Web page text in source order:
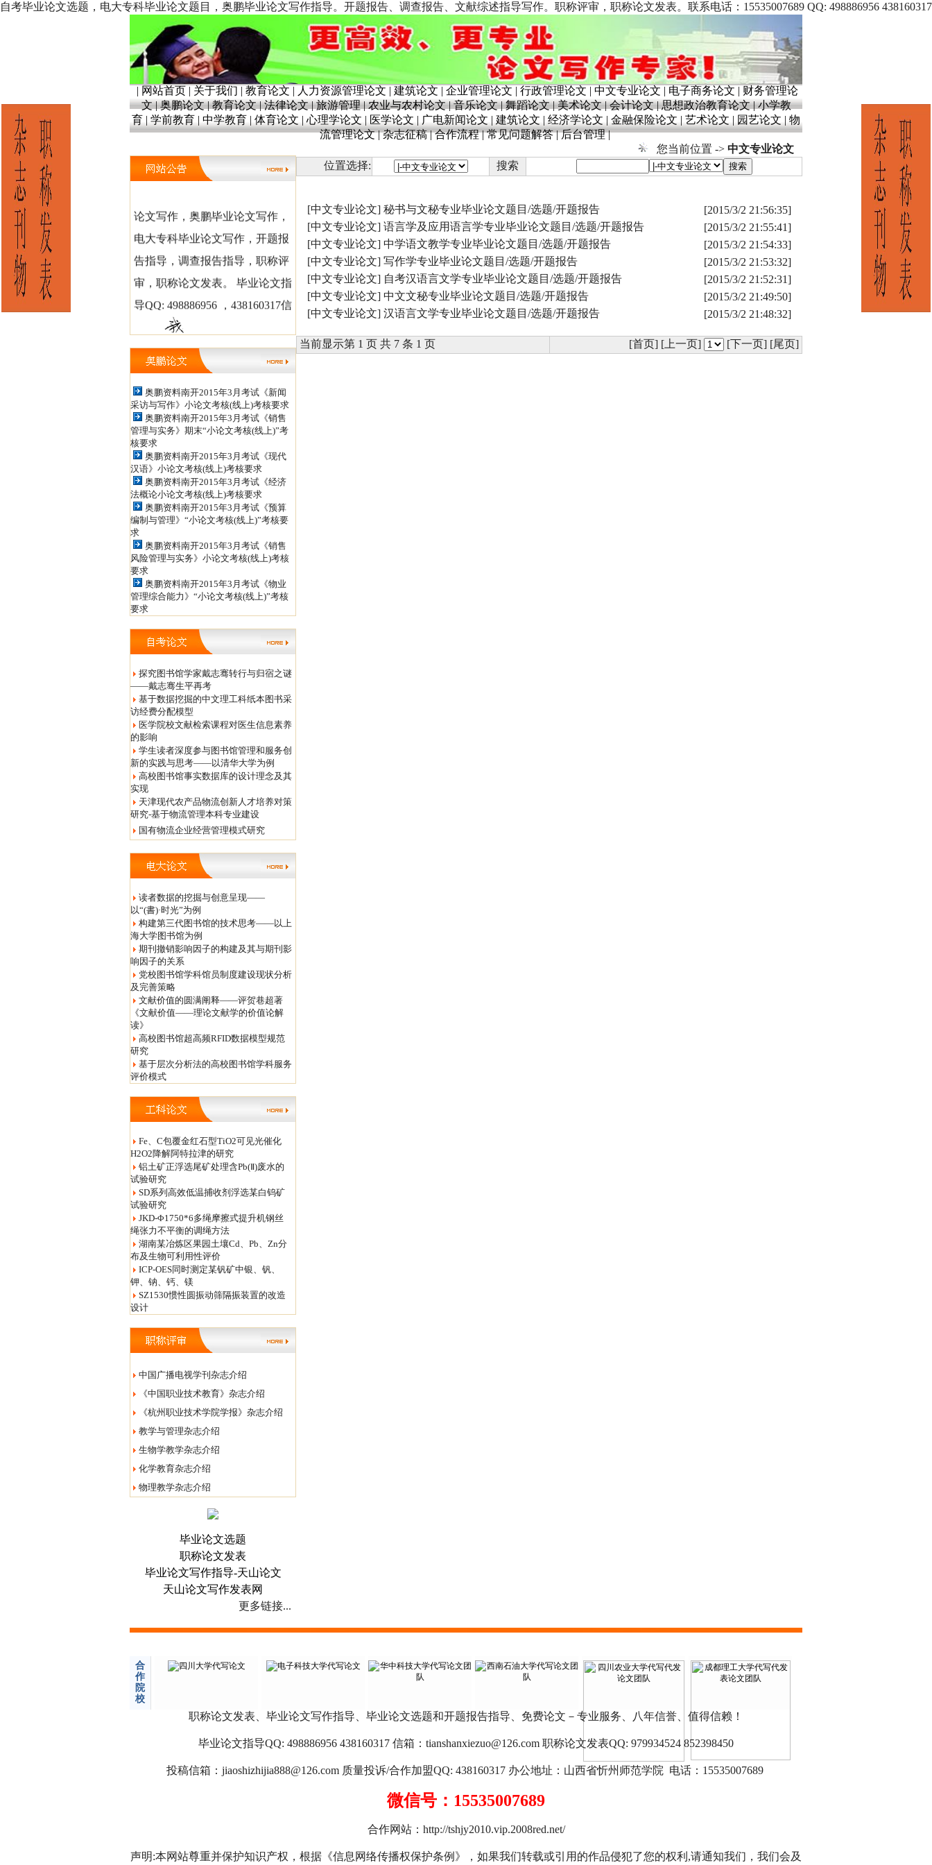
自考毕业论文选题，电大专科毕业论文题目，奥鹏毕业论文写作指导。开题报告、调查报告、文献综述指导写作。职称评审，职称论文发表。联系电话：15535007689 QQ: 498886956 438160317
| 网站首页 | 关于我们 | 教育论文 | 人力资源管理论文 | 建筑论文 | 企业管理论文 | 行政管理论文 | 中文专业论文 | 电子商务论文 | 财务管理论
文|奥鹏论文|教育论文|法律论文|旅游管理|农业与农村论文|音乐论文|舞蹈论文|美术论文|会计论文|思想政治教育论文|小学教
育 | 学前教育 | 中学教育 | 体育论文 | 心理学论文 | 医学论文 | 广电新闻论文 | 建筑论文 | 经济学论文 | 金融保险论文 | 艺术论文 | 园艺论文 | 物
流管理论文|杂志征稿|合作流程|常见问题解答|后台管理|
论文写作，奥鹏毕业论文写作，
电大专科毕业论文写作，开题报
告指导，调查报告指导，职称评
审，职称论文发表。 毕业论文指
导QQ: 498886956 ，438160317信
箱：tianshanxiezuo@126.com 职
852398450 投稿信箱：
jiaoshizhijia888@126.com
奥鹏资料南开2015年3月考试《新闻
采访与写作》小论文考核(线上)考核要求
奥鹏资料南开2015年3月考试《销售
管理与实务》期末“小论文考核(线上)”考
核要求
奥鹏资料南开2015年3月考试《现代
汉语》小论文考核(线上)考核要求
奥鹏资料南开2015年3月考试《经济
法概论小论文考核(线上)考核要求
奥鹏资料南开2015年3月考试《预算
编制与管理》“小论文考核(线上)”考核要
求
奥鹏资料南开2015年3月考试《销售
风险管理与实务》小论文考核(线上)考核
要求
奥鹏资料南开2015年3月考试《物业
管理综合能力》“小论文考核(线上)”考核
要求
探究图书馆学家戴志骞转行与归宿之谜
——戴志骞生平再考
基于数据挖掘的中文理工科纸本图书采
访经费分配模型
医学院校文献检索课程对医生信息素养
的影响
学生读者深度参与图书馆管理和服务创
新的实践与思考——以清华大学为例
高校图书馆事实数据库的设计理念及其
实现
天津现代农产品物流创新人才培养对策
研究-基于物流管理本科专业建设
国有物流企业经营管理模式研究
读者数据的挖掘与创意呈现——
以“(書)·时光”为例
构建第三代图书馆的技术思考——以上
海大学图书馆为例
期刊撤销影响因子的构建及其与期刊影
响因子的关系
党校图书馆学科馆员制度建设现状分析
及完善策略
文献价值的圆满阐释——评贺巷超著
《文献价值——理论文献学的价值论解
读》
高校图书馆超高频RFID数据模型规范
研究
基于层次分析法的高校图书馆学科服务
评价模式
Fe、C包覆金红石型TiO2可见光催化
H2O2降解阿特拉津的研究
铝土矿正浮选尾矿处理含Pb(Ⅱ)废水的
试验研究
SD系列高效低温捕收剂浮选某白钨矿
试验研究
JKD-Φ1750*6多绳摩擦式提升机钢丝
绳张力不平衡的调绳方法
湖南某冶炼区果园土壤Cd、Pb、Zn分
布及生物可利用性评价
ICP-OES同时测定某钒矿中银、钒、
钾、钠、钙、镁
SZ1530惯性圆振动筛隔振装置的改造
设计
中国广播电视学刊杂志介绍
《中国职业技术教育》杂志介绍
《杭州职业技术学院学报》杂志介绍
教学与管理杂志介绍
生物学教学杂志介绍
化学教育杂志介绍
物理教学杂志介绍
毕业论文选题
职称论文发表
毕业论文写作指导-天山论文
天山论文写作发表网
更多链接...
您当前位置 -> 中文专业论文
位置选择:
搜索
[中文专业论文] 秘书与文秘专业毕业论文题目/选题/开题报告
[2015/3/2 21:56:35]
[中文专业论文] 语言学及应用语言学专业毕业论文题目/选题/开题报告
[2015/3/2 21:55:41]
[中文专业论文] 中学语文教学专业毕业论文题目/选题/开题报告
[2015/3/2 21:54:33]
[中文专业论文] 写作学专业毕业论文题目/选题/开题报告
[2015/3/2 21:53:32]
[中文专业论文] 自考汉语言文学专业毕业论文题目/选题/开题报告
[2015/3/2 21:52:31]
[中文专业论文] 中文文秘专业毕业论文题目/选题/开题报告
[2015/3/2 21:49:50]
[中文专业论文] 汉语言文学专业毕业论文题目/选题/开题报告 [2015/3/2 21:48:32]
当前显示第 1 页 共 7 条 1 页 [首页] [上一页] [下一页] [尾页]
合
作
院
校
职称论文发表、毕业论文写作指导、毕业论文选题和开题报告指导、免费论文－专业服务、八年信誉、值得信赖！
毕业论文指导QQ: 498886956 438160317 信箱： tianshanxiezuo@126.com 职称论文发表QQ: 979934524 852398450
投稿信箱： jiaoshizhijia888@126.com质量投诉/合作加盟QQ: 438160317 办公地址：山西省忻州师范学院 电话：15535007689
微信号：15535007689
合作网站： http://tshjy2010.vip.2008red.net/
声明:本网站尊重并保护知识产权，根据《信息网络传播权保护条例》，如果我们转载或引用的作品侵犯了您的权利,请通知我们，我们会及